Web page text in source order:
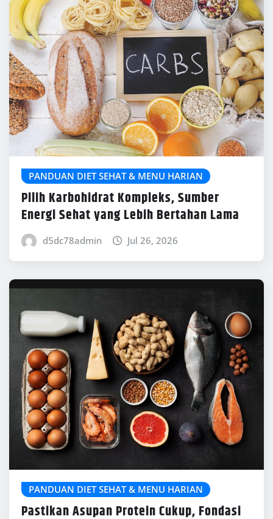
PANDUAN DIET SEHAT & MENU HARIAN
Pilih Karbohidrat Kompleks, Sumber
Energi Sehat yang Lebih Bertahan Lama
d5dc78admin Jul 26, 2026
PANDUAN DIET SEHAT & MENU HARIAN
Pastikan Asupan Protein Cukup, Fondasi